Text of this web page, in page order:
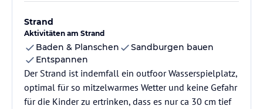
Strand
Aktivitäten am Strand
Baden & Planschen
Sandburgen bauen
Entspannen
Der Strand ist indemfall ein outfoor Wasserspielplatz,
optimal für so mitzelwarmes Wetter und keine Gefahr
für die Kinder zu ertrinken, dass es nur ca 30 cm tief